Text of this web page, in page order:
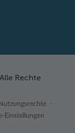
Rechte
Einstellungen